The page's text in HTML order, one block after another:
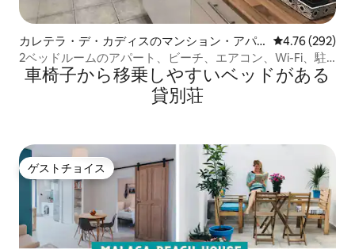
カレテラ・デ・カディスのマンション・アパ
ート
レビュー292
4.76 (292)
2ベッドルームのアパート、ビーチ、エアコン、Wi-Fi、駐
車場
車椅子から移乗しやすいベッドがある
貸別荘
ゲストチョイス
ゲストチョイス